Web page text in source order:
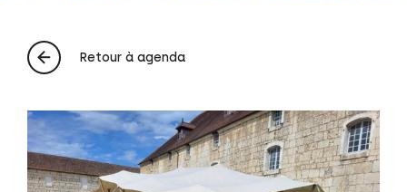
Retour à agenda